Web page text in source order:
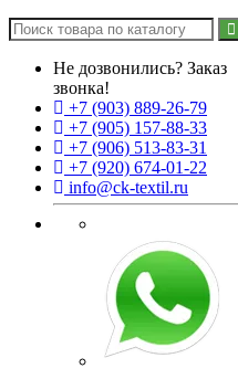
Не дозвонились? Заказ
звонка!
+7 (903) 889-26-79
+7 (905) 157-88-33
+7 (906) 513-83-31
+7 (920) 674-01-22
info@ck-textil.ru